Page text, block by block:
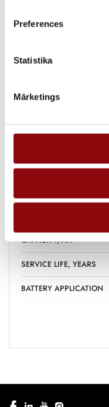
Preferences
Statistika
Mārketings
MANUFACTURER
CAPACITY, AH
SERVICE LIFE, YEARS
BATTERY APPLICATION